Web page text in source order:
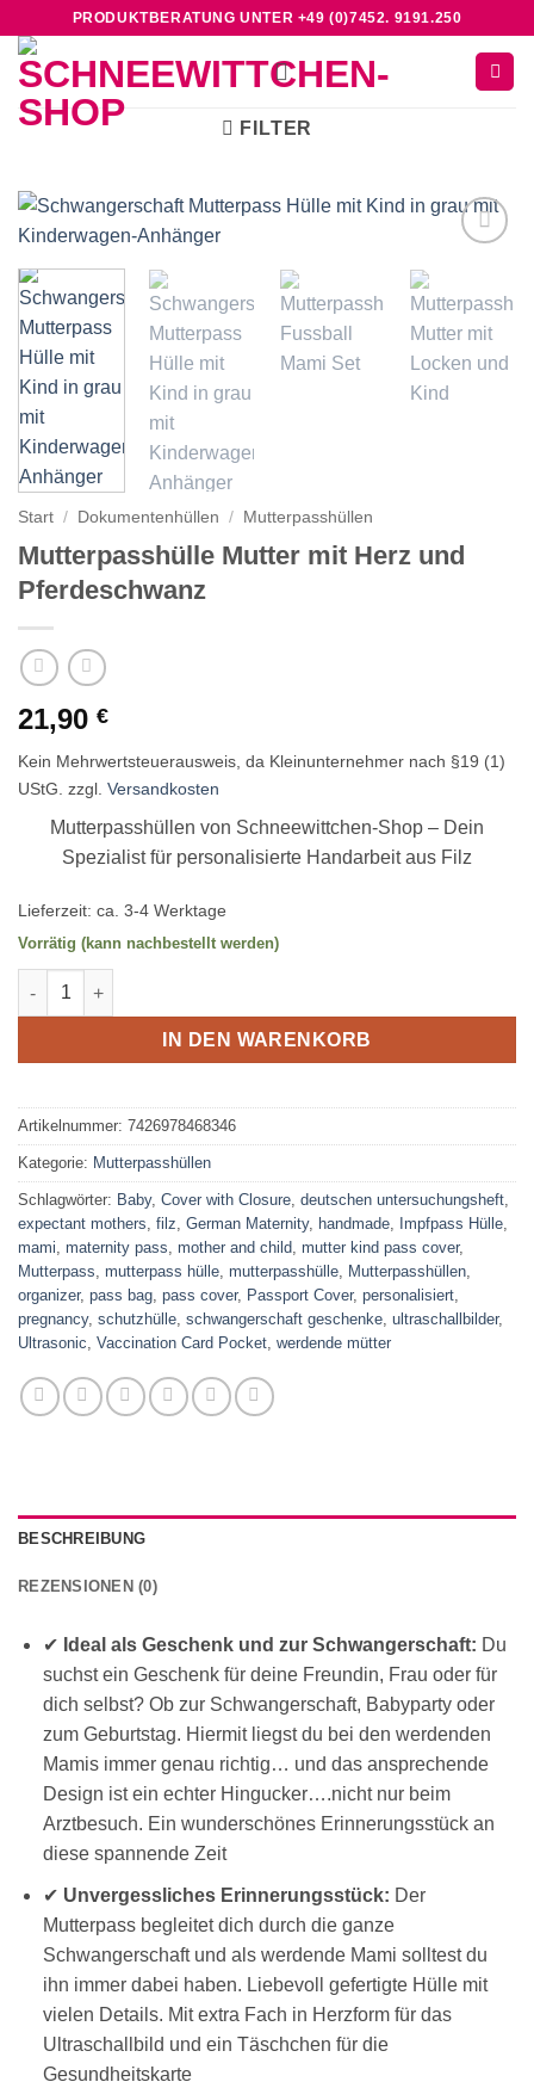
Inhalt
springen
PRODUKTBERATUNG UNTER +49 (0)7452. 9191.250
FILTER
Start / Dokumentenhüllen / Mutterpasshüllen
Mutterpasshülle Mutter mit Herz und
Pferdeschwanz
21,90 €
Kein Mehrwertsteuerausweis, da Kleinunternehmer nach §19 (1)
UStG. zzgl. Versandkosten
Mutterpasshüllen von Schneewittchen-Shop – Dein
Spezialist für personalisierte Handarbeit aus Filz
Lieferzeit: ca. 3-4 Werktage
Vorrätig (kann nachbestellt werden)
Mutterpasshülle Mutter mit Herz und Pferdeschwanz Menge
IN DEN WARENKORB
Artikelnummer: 7426978468346
Kategorie: Mutterpasshüllen
Schlagwörter: Baby, Cover with Closure deutschen untersuchungsheft
expectant mothers filz German Maternity, handmade Impfpass Hülle
mami maternity pass mother and child mutter kind pass cover,
Mutterpass mutterpass hülle mutterpasshülle Mutterpasshüllen
organizer, pass bag pass cover, Passport Cover, personalisiert
pregnancy, schutzhülle schwangerschaft geschenke ultraschallbilder,
Ultrasonic Vaccination Card Pocket werdende mütter
BESCHREIBUNG
REZENSIONEN (0)
✔ Ideal als Geschenk und zur Schwangerschaft: Du
suchst ein Geschenk für deine Freundin, Frau oder für
dich selbst? Ob zur Schwangerschaft, Babyparty oder
zum Geburtstag. Hiermit liegst du bei den werdenden
Mamis immer genau richtig… und das ansprechende
Design ist ein echter Hingucker….nicht nur beim
Arztbesuch. Ein wunderschönes Erinnerungsstück an
diese spannende Zeit
✔ Unvergessliches Erinnerungsstück: Der
Mutterpass begleitet dich durch die ganze
Schwangerschaft und als werdende Mami solltest du
ihn immer dabei haben. Liebevoll gefertigte Hülle mit
vielen Details. Mit extra Fach in Herzform für das
Ultraschallbild und ein Täschchen für die
Gesundheitskarte